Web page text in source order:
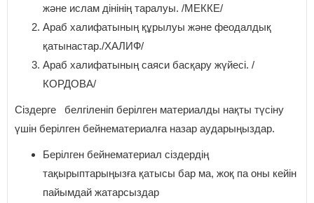
және ислам дінінің таралуы. /МЕККЕ/
Араб халифатының құрылуы және феодалдық
қатынастар./ХАЛИФ/
Араб халифатының саяси басқару жүйесі. /
КОРДОВА/
Сіздерге белгіленіп берілген материалды нақты түсіну
үшін берілген бейнематериалға назар аударыңыздар.
Берілген бейнематериал сіздердің
тақырыптарыңызға қатысы бар ма, жоқ па оны кейін
пайымдай жатарсыздар